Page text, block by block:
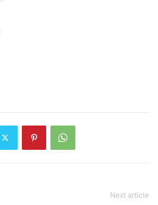
Next article